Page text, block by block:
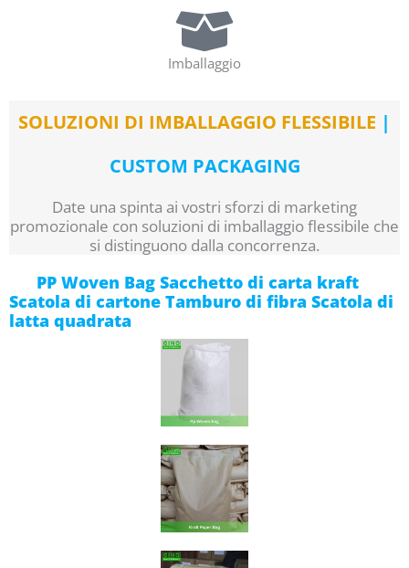
Imballaggio
SOLUZIONI DI IMBALLAGGIO FLESSIBILE |
CUSTOM PACKAGING
Date una spinta ai vostri sforzi di marketing
promozionale con soluzioni di imballaggio flessibile che
si distinguono dalla concorrenza.
PP Woven Bag Sacchetto di carta kraft
Scatola di cartone Tamburo di fibra Scatola di
latta quadrata